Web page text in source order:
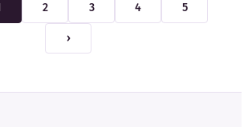
2 3 4 5
›